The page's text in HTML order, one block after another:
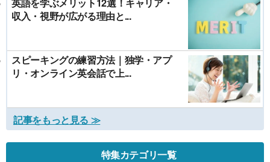
収入・視野が広がる理由と...
スピーキングの練習方法｜独学・アプ
リ・オンライン英会話で上...
記事をもっと見る ≫
特集カテゴリ一覧